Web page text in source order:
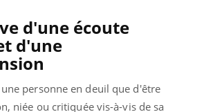
d'une écoute
d'une
personne en deuil que d'être
niée ou critiquée vis-à-vis de sa